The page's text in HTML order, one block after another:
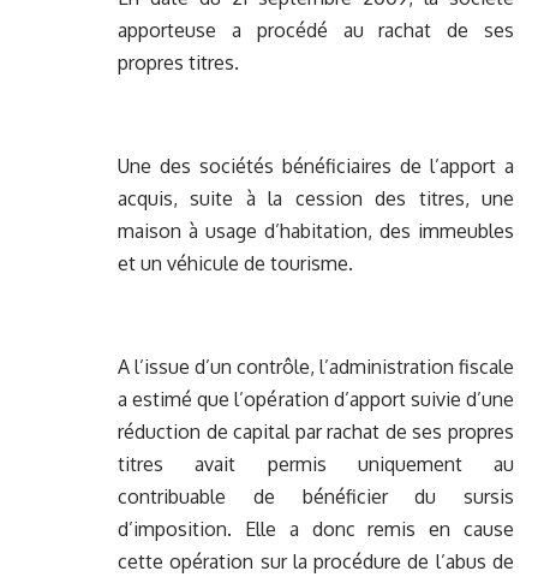
apporteuse a procédé au rachat de ses
propres titres.
Une des sociétés bénéficiaires de l’apport a
acquis, suite à la cession des titres, une
maison à usage d’habitation, des immeubles
et un véhicule de tourisme.
A l’issue d’un contrôle, l’administration fiscale
a estimé que l’opération d’apport suivie d’une
réduction de capital par rachat de ses propres
titres avait permis uniquement au
contribuable de bénéficier du sursis
d’imposition. Elle a donc remis en cause
cette opération sur la procédure de l’abus de